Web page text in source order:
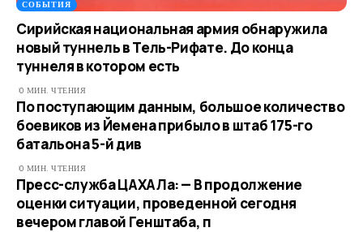
СОБЫТИЯ
Сирийская национальная армия обнаружила
новый туннель в Тель-Рифате. До конца
туннеля в котором есть
0 МИН. ЧТЕНИЯ
По поступающим данным, большое количество
боевиков из Йемена прибыло в штаб 175-го
батальона 5-й див
0 МИН. ЧТЕНИЯ
Пресс-служба ЦАХАЛа: — В продолжение
оценки ситуации, проведенной сегодня
вечером главой Генштаба, п